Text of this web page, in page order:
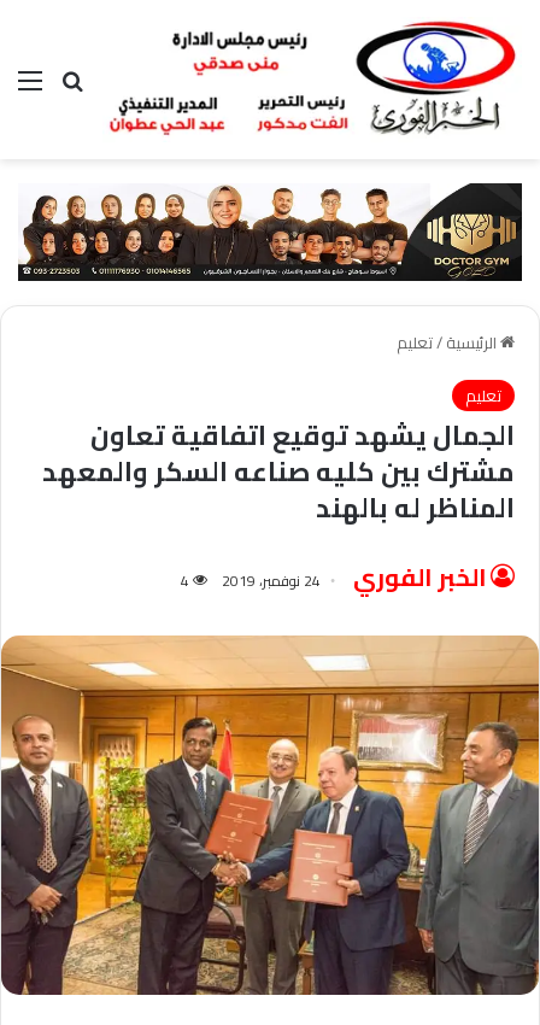
بحث عن
الرئيسية/تعليم
تعليم
الجمال يشهد توقيع اتفاقية تعاون
مشترك بين كليه صناعه السكر والمعهد
المناظر له بالهند
الخبر الفوري 24 نوفمبر، 2019 4